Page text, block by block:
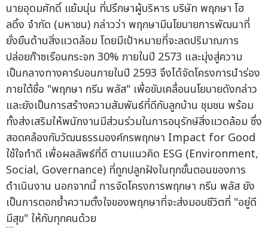
นายอุดมศักดิ์ แย้มนุ่น ที่ปรึกษาผู้บริหาร บริษัท พฤกษา โฮ
ลดิ้ง จำกัด (มหาชน) กล่าวว่า พฤกษามีนโยบายการพัฒนาที่
ยั่งยืนด้านสิ่งแวดล้อม โดยมีเป้าหมายที่จะลดปริมาณการ
ปล่อยก๊าซเรือนกระจก 30% ภายในปี 2573 และมุ่งสู่ความ
เป็นกลางทางคาร์บอนภายในปี 2593 จึงได้จัดโครงการนำร่อง
ภายใต้ชื่อ "พฤกษา กรีน พลัส" เพื่อขับเคลื่อนนโยบายดังกล่าว
และยังเป็นการสร้างความสัมพันธ์ที่ดีกับลูกบ้าน ชุมชน พร้อม
ทั้งส่งเสริมให้พนักงานมีส่วนร่วมในการอนุรักษ์สิ่งแวดล้อม ซึ่ง
สอดคล้องกับวัฒนธรรมองค์กรพฤกษา Impact for Good
ใช้ใจทำดี เพื่อผลลัพธ์ที่ดี ตามแนวคิด ESG (Environment,
Social, Governance) ที่ถูกปลูกฝังในทุกขั้นตอนของการ
ดำเนินงาน นอกจากนี้ การจัดโครงการพฤกษา กรีน พลัส ยัง
เป็นการตอกย้ำความตั้งใจของพฤกษาที่จะส่งมอบชีวิตที่ "อยู่ดี
มีสุข" ให้กับทุกคนด้วย